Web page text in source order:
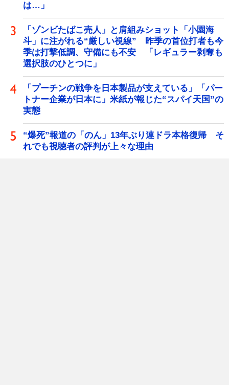
は…」
「ゾンビたばこ売人」と肩組みショット「小園海
斗」に注がれる“厳しい視線” 昨季の首位打者も今
季は打撃低調、守備にも不安 「レギュラー剥奪も
選択肢のひとつに」
「プーチンの戦争を日本製品が支えている」「パー
トナー企業が日本に」米紙が報じた“スパイ天国”の
実態
“爆死”報道の「のん」13年ぶり連ドラ本格復帰 そ
れでも視聴者の評判が上々な理由